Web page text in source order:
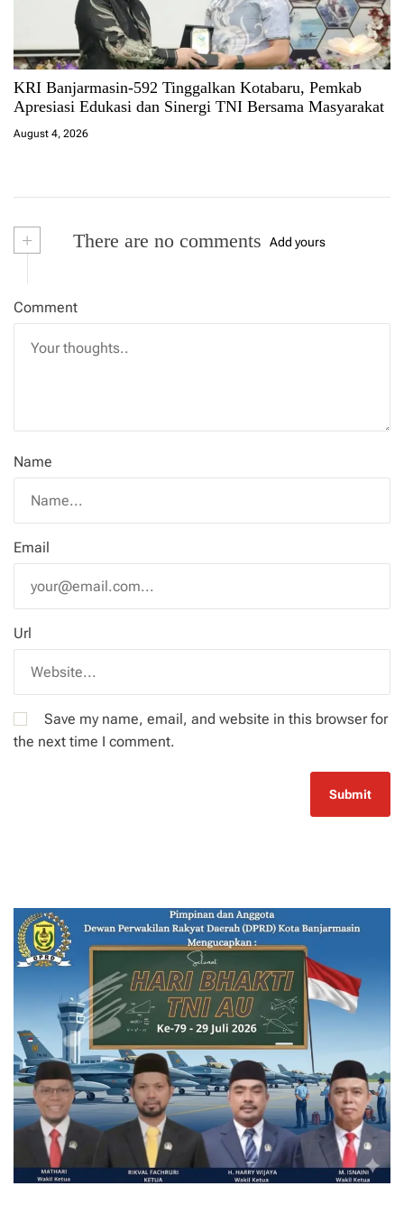
KRI Banjarmasin-592 Tinggalkan Kotabaru, Pemkab
Apresiasi Edukasi dan Sinergi TNI Bersama Masyarakat
August 4, 2026
+ There are no comments Add yours
Comment
Name
Email
Url
Save my name, email, and website in this browser for
the next time I comment.